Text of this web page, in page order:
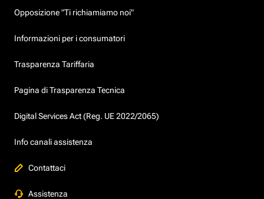
Opposizione "Ti richiamiamo noi"
Informazioni per i consumatori
Trasparenza Tariffaria
Pagina di Trasparenza Tecnica
Digital Services Act (Reg. UE 2022/2065)
Info canali assistenza
Contattaci
Assistenza